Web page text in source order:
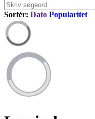
Sortér: Dato Popularitet